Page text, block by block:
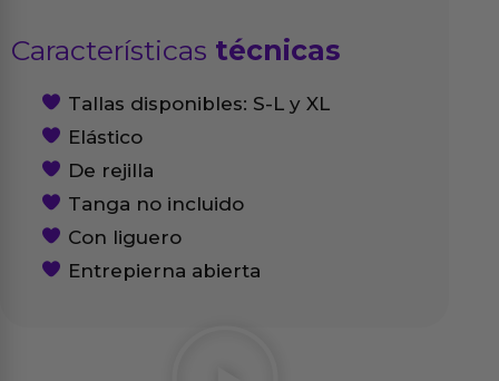
Características técnicas
Tallas disponibles: S-L y XL
Elástico
De rejilla
Tanga no incluido
Con liguero
Entrepierna abierta